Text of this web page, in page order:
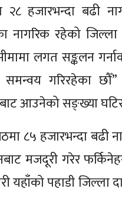
२८ हजारभन्दा बढी
नागरिक रहेको
लगत सङ्कलन
समन्वय गरिरहेका
आउनेको सङ्ख्या
८५ हजारभन्दा बढी
मजदूरी गरेर
पहाडी जिल्ला